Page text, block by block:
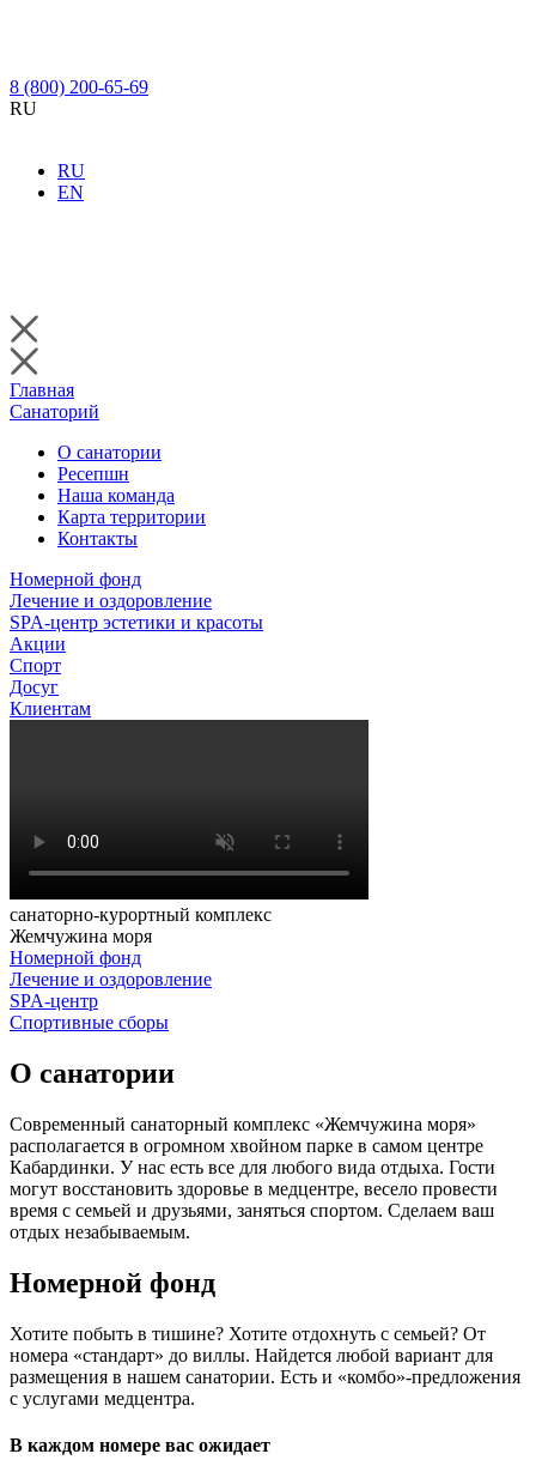
8 (800) 200-65-69
RU
RU
EN
Главная
Санаторий
О санатории
Ресепшн
Наша команда
Карта территории
Контакты
Номерной фонд
Лечение и оздоровление
SPA-центр эстетики и красоты
Акции
Спорт
Досуг
Клиентам
санаторно-курортный комплекс
Жемчужина моря
Номерной фонд
Лечение и оздоровление
SPA-центр
Спортивные сборы
О санатории
Современный санаторный комплекс «Жемчужина моря»
располагается в огромном хвойном парке в самом центре
Кабардинки. У нас есть все для любого вида отдыха. Гости
могут восстановить здоровье в медцентре, весело провести
время с семьей и друзьями, заняться спортом. Сделаем ваш
отдых незабываемым.
Номерной фонд
Хотите побыть в тишине? Хотите отдохнуть с семьей? От
номера «стандарт» до виллы. Найдется любой вариант для
размещения в нашем санатории. Есть и «комбо»-предложения
с услугами медцентра.
В каждом номере вас ожидает